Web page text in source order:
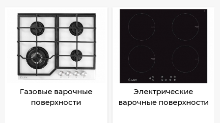
Газовые варочные
поверхности
Электрические
варочные поверхности